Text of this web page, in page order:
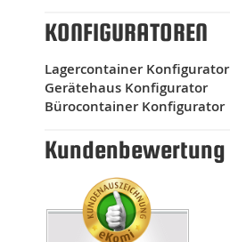
KONFIGURATOREN
Lagercontainer Konfigurator
Gerätehaus Konfigurator
Bürocontainer Konfigurator
Kundenbewertung